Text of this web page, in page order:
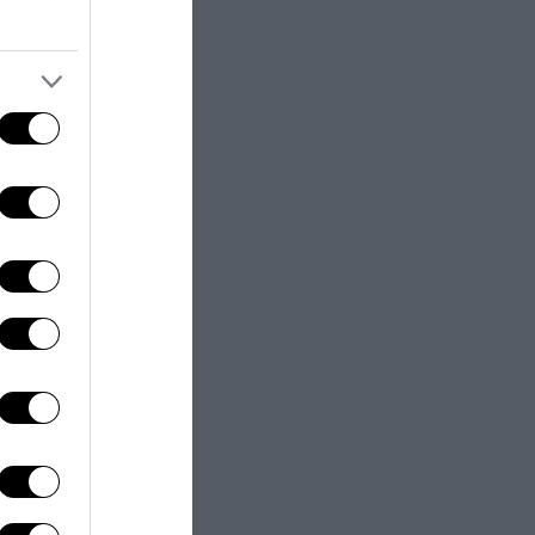
notare
meri
più
Bersani a
hanno
un
l’Italia